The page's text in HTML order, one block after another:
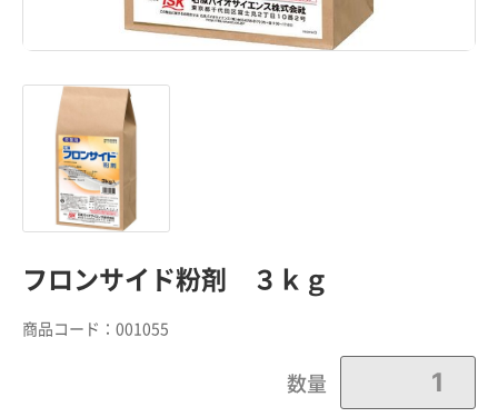
フロンサイド粉剤 ３ｋｇ
商品コード： 001055
数量